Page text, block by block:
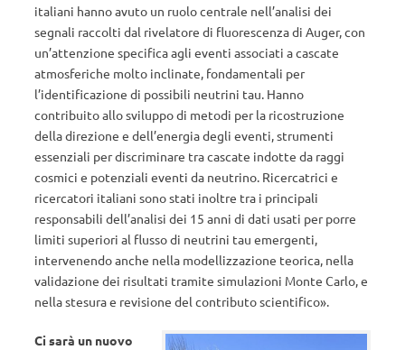
italiani hanno avuto un ruolo centrale nell’analisi dei
segnali raccolti dal rivelatore di fluorescenza di Auger, con
un’attenzione specifica agli eventi associati a cascate
atmosferiche molto inclinate, fondamentali per
l’identificazione di possibili neutrini tau. Hanno
contribuito allo sviluppo di metodi per la ricostruzione
della direzione e dell’energia degli eventi, strumenti
essenziali per discriminare tra cascate indotte da raggi
cosmici e potenziali eventi da neutrino. Ricercatrici e
ricercatori italiani sono stati inoltre tra i principali
responsabili dell’analisi dei 15 anni di dati usati per porre
limiti superiori al flusso di neutrini tau emergenti,
intervenendo anche nella modellizzazione teorica, nella
validazione dei risultati tramite simulazioni Monte Carlo, e
nella stesura e revisione del contributo scientifico».
Ci sarà un nuovo